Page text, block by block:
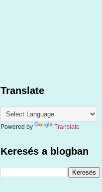
Translate
Powered by Translate
Keresés a blogban